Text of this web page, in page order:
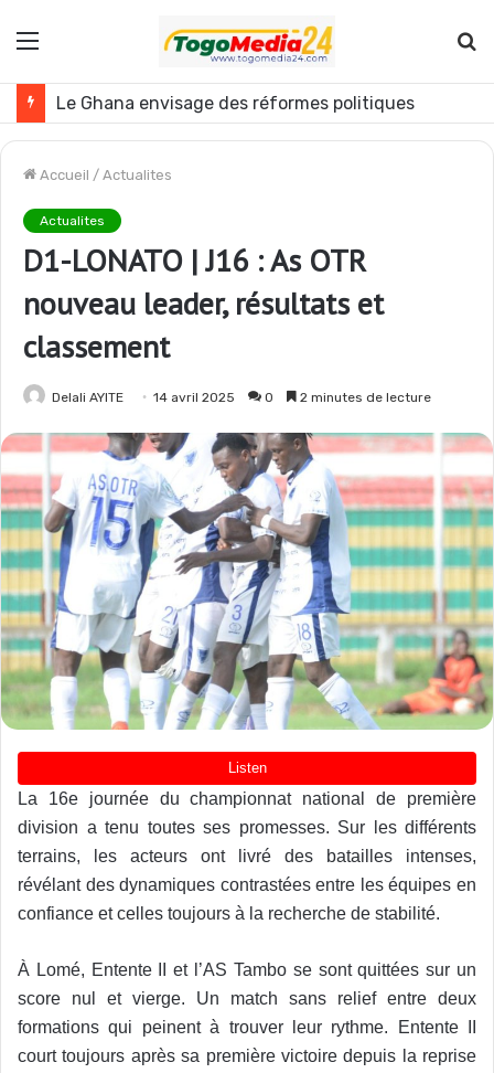
Menu
Accueil / Actualites
Actualites
D1-LONATO | J16 : As OTR
nouveau leader, résultats et
classement
Delali AYITE 14 avril 2025 0 2 minutes de lecture
La 16e journée du championnat national de première
division a tenu toutes ses promesses. Sur les différents
terrains, les acteurs ont livré des batailles intenses,
révélant des dynamiques contrastées entre les équipes en
confiance et celles toujours à la recherche de stabilité.
À Lomé, Entente II et l’AS Tambo se sont quittées sur un
score nul et vierge. Un match sans relief entre deux
formations qui peinent à trouver leur rythme. Entente II
court toujours après sa première victoire depuis la reprise